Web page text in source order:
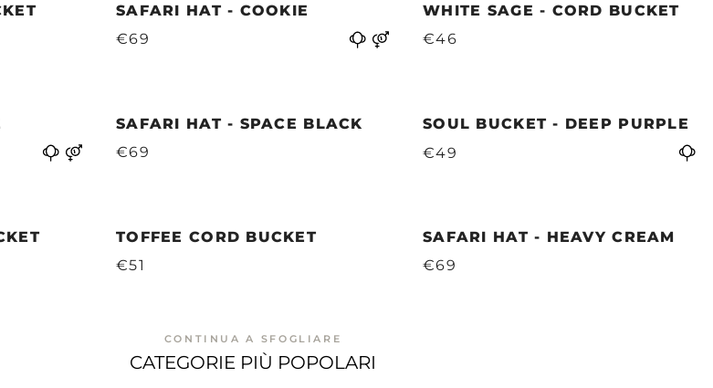
SAFARI HAT - COOKIE
€69
WHITE SAGE - CORD BUCKET
€46
SAFARI HAT - SPACE BLACK
€69
SOUL BUCKET - DEEP PURPLE
€49
TOFFEE CORD BUCKET
€51
SAFARI HAT - HEAVY CREAM
€69
CONTINUA A SFOGLIARE
CATEGORIE PIÙ POPOLARI